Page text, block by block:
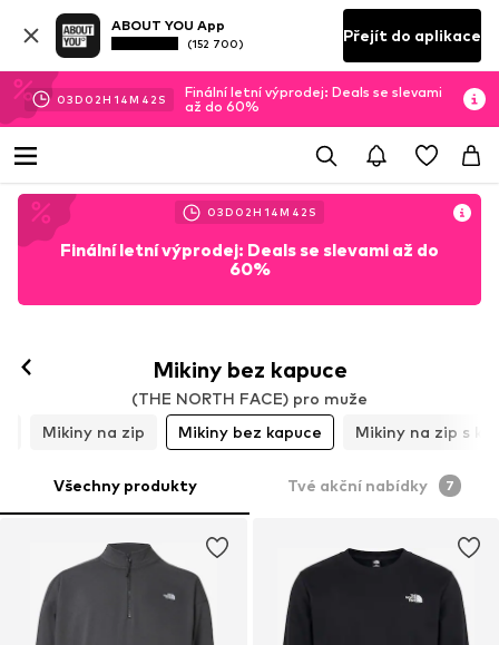
ABOUT YOU App
(152 700) Přejít do aplikace
03D 02H 14M 40 S
Finální letní výprodej: Deals se slevami
až do 60%
03D 02H 14M 40 S
Finální letní výprodej: Deals se slevami až do
60%
Mikiny bez kapuce
(THE NORTH FACE) pro muže
Mikiny na zip Mikiny bez kapuce Mikiny na zip s
Všechny produkty Tvé akční nabídky 7